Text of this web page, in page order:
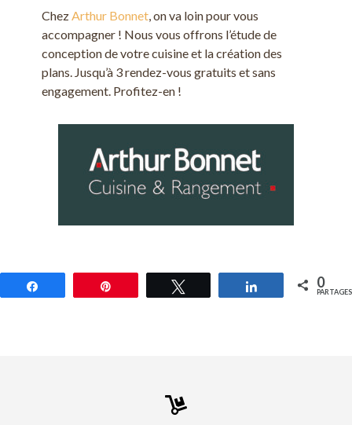
Chez Arthur Bonnet, on va loin pour vous
accompagner ! Nous vous offrons l’étude de
conception de votre cuisine et la création des
plans. Jusqu’à 3 rendez-vous gratuits et sans
engagement. Profitez-en !
Partagez 0
PARTAGES
